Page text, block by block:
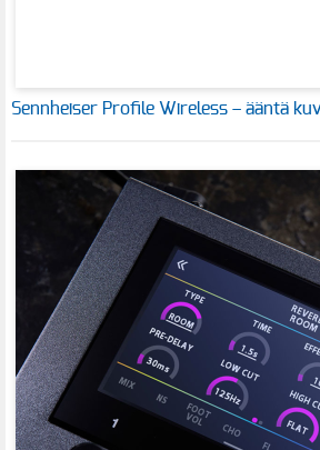
Sennheiser Profile Wireless – ääntä